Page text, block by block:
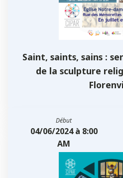
Saint, saints, sains :
de la sculpture
Début
04/06/2024 à 8:00
AM